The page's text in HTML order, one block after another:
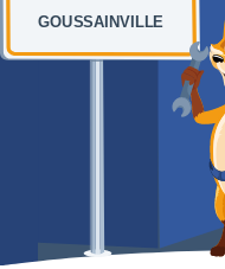
GOUSSAINVILLE